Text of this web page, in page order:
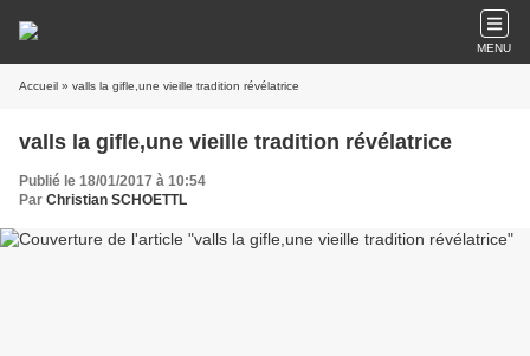
MENU
Accueil » valls la gifle,une vieille tradition révélatrice
valls la gifle,une vieille tradition révélatrice
Publié le 18/01/2017 à 10:54
Par Christian SCHOETTL